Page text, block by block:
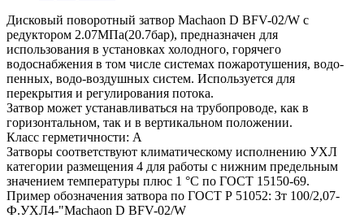
Дисковый поворотный затвор Machaon D BFV-02/W с
редуктором 2.07МПа(20.7бар), предназначен для
использования в установках холодного, горячего
водоснабжения в том числе системах пожаротушения, водо-
пенных, водо-воздушных систем. Используется для
перекрытия и регулирования потока.
Затвор может устанавливаться на трубопроводе, как в
горизонтальном, так и в вертикальном положении.
Класс герметичности: А
Затворы соответствуют климатическому исполнению УХЛ
категории размещения 4 для работы с нижним предельным
значением температуры плюс 1 °С по ГОСТ 15150-69.
Пример обозначения затвора по ГОСТ Р 51052: Зт 100/2,07-
Ф.УХЛ4-"Machaon D BFV-02/W